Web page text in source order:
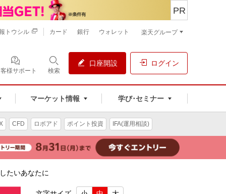
様サポート 検索
口座開設 ログイン
マーケット情報 学び･セミナー
PR
トウシル カード 銀行 ウォレット 楽天グループ
CFD ロボアド ポイント投資 IFA(運用相談)
たいあなたに